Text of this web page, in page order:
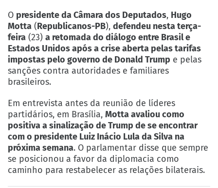
O presidente da Câmara dos Deputados, Hugo
Motta (Republicanos-PB), defendeu nesta terça-
feira (23) a retomada do diálogo entre Brasil e
Estados Unidos após a crise aberta pelas tarifas
impostas pelo governo de Donald Trump e pelas
sanções contra autoridades e familiares
brasileiros.
Em entrevista antes da reunião de líderes
partidários, em Brasília, Motta avaliou como
positiva a sinalização de Trump de se encontrar
com o presidente Luiz Inácio Lula da Silva na
próxima semana. O parlamentar disse que sempre
se posicionou a favor da diplomacia como
caminho para restabelecer as relações bilaterais.